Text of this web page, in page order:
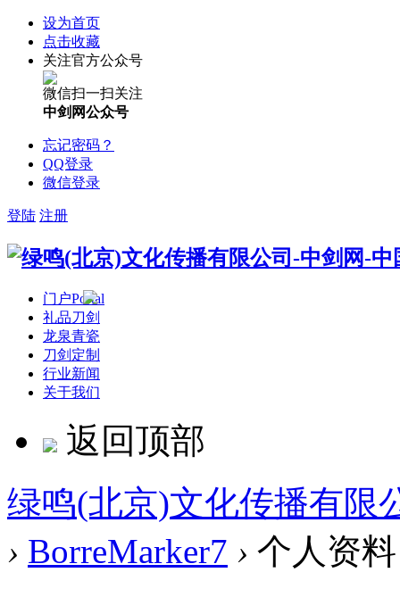
设为首页
点击收藏
关注官方公众号
微信扫一扫关注
中剑网公众号
忘记密码？
QQ登录
微信登录
登陆 注册
门户Portal
礼品刀剑
龙泉青瓷
刀剑定制
行业新闻
关于我们
返回顶部
绿鸣(北京)文化传播有限
› BorreMarker7 › 个人资料